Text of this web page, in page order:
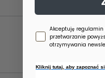
Zadaj pytanie a my
Zgoda newsletter
Akceptuję
przetwarzanie
otrzymywania
Kliknij tutaj, aby zapoznać